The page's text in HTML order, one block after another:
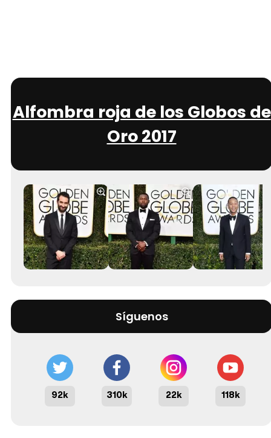
Alfombra roja de los Globos de
Oro 2017
Síguenos
92k 310k 22k 118k